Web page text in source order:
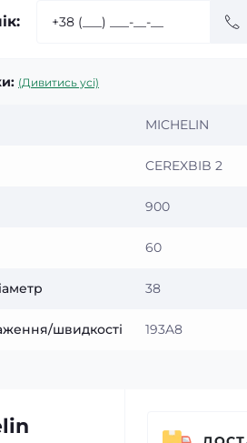
(Дивитись усі)
MICHELIN
CEREXBIB 2
900
60
38
швидкості 193A8